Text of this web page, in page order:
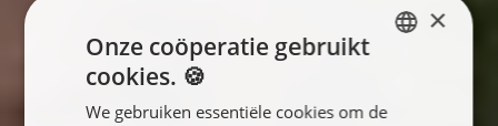
FRANÇAIS
×
Onze coöperatie gebruikt
cookies. 🍪
We gebruiken essentiële cookies om de